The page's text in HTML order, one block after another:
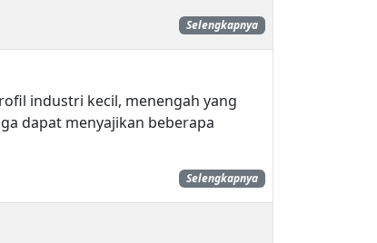
Selengkapnya
industri kecil, menengah yang
dapat menyajikan beberapa
Selengkapnya